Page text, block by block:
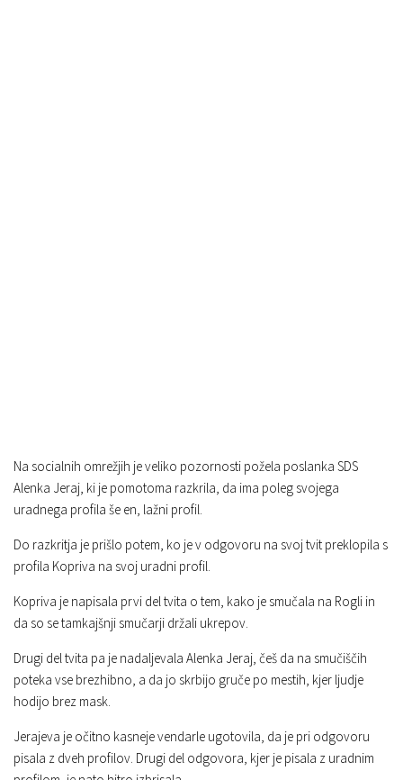
Na socialnih omrežjih je veliko pozornosti požela poslanka SDS
Alenka Jeraj, ki je pomotoma razkrila, da ima poleg svojega
uradnega profila še en, lažni profil.
Do razkritja je prišlo potem, ko je v odgovoru na svoj tvit preklopila s
profila Kopriva na svoj uradni profil.
Kopriva je napisala prvi del tvita o tem, kako je smučala na Rogli in
da so se tamkajšnji smučarji držali ukrepov.
Drugi del tvita pa je nadaljevala Alenka Jeraj, češ da na smučiščih
poteka vse brezhibno, a da jo skrbijo gruče po mestih, kjer ljudje
hodijo brez mask.
Jerajeva je očitno kasneje vendarle ugotovila, da je pri odgovoru
pisala z dveh profilov. Drugi del odgovora, kjer je pisala z uradnim